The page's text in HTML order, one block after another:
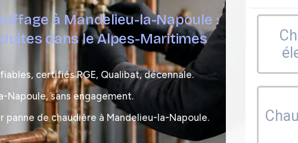
à Mandelieu-la-Napoule :
dans le Alpes-Maritimes
certifiés RGE, Qualibat, décennale.
Napoule, sans engagement.
de chaudière à Mandelieu-la-Napoule.